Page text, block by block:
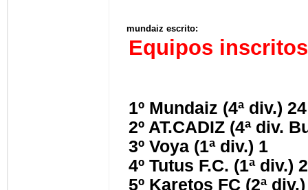
mundaiz escrito:
Equipos
1º Mundaiz (4ª div.)
2º AT.CADIZ (4ª div.
3º Voya (1ª div.) 1
4º Tutus F.C. (1ª div.)
5º Karetos FC (2ª